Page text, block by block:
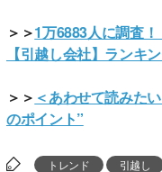
＞＞1万6883人に調査
【引越し会社】ランキ
＞＞ ＜あわせて読みた
のポイント”
トレンド 引越し